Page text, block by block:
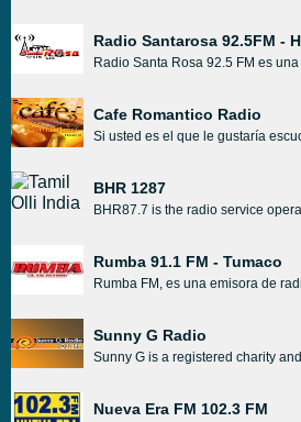
Radio Santarosa 92.5FM -
Radio Santa Rosa 92.5 FM es
Cafe Romantico Radio
Si usted es el que le gustaría
BHR 1287
BHR87.7 is the radio service
Rumba 91.1 FM - Tumaco
Rumba FM, es una emisora de
Sunny G Radio
Sunny G is a registered charity
Nueva Era FM 102.3 FM